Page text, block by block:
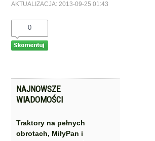
AKTUALIZACJA: 2013-09-25 01:43
0
NAJNOWSZE
WIADOMOŚCI
Traktory na pełnych
obrotach, MiłyPan i